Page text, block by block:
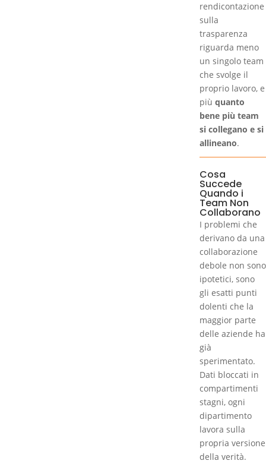
rendicontazione
sulla
trasparenza
riguarda meno
un singolo team
che svolge il
proprio lavoro, e
più quanto
bene più team
si collegano e si
allineano.
Cosa
Succede
Quando i
Team Non
Collaborano
I problemi che
derivano da una
collaborazione
debole non sono
ipotetici, sono
gli esatti punti
dolenti che la
maggior parte
delle aziende ha
già
sperimentato.
Dati bloccati in
compartimenti
stagni, ogni
dipartimento
lavora sulla
propria versione
della verità.